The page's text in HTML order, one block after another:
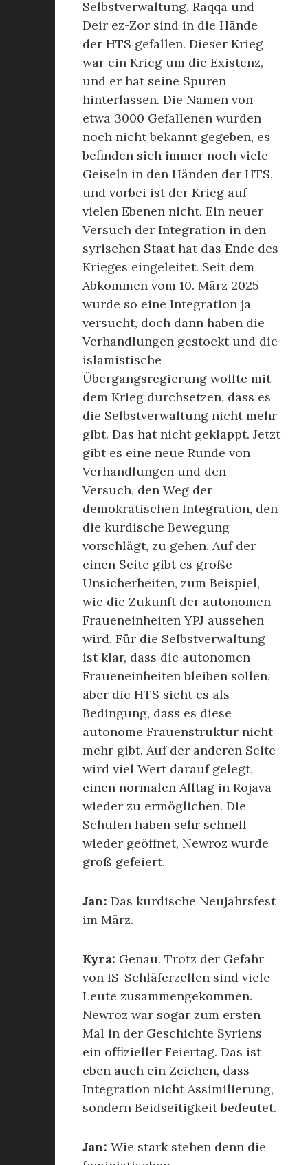
Selbstverwaltung. Raqqa und
Deir ez-Zor sind in die Hände
der HTS gefallen. Dieser Krieg
war ein Krieg um die Existenz,
und er hat seine Spuren
hinterlassen. Die Namen von
etwa 3000 Gefallenen wurden
noch nicht bekannt gegeben, es
befinden sich immer noch viele
Geiseln in den Händen der HTS,
und vorbei ist der Krieg auf
vielen Ebenen nicht. Ein neuer
Versuch der Integration in den
syrischen Staat hat das Ende des
Krieges eingeleitet. Seit dem
Abkommen vom 10. März 2025
wurde so eine Integration ja
versucht, doch dann haben die
Verhandlungen gestockt und die
islamistische
Übergangsregierung wollte mit
dem Krieg durchsetzen, dass es
die Selbstverwaltung nicht mehr
gibt. Das hat nicht geklappt. Jetzt
gibt es eine neue Runde von
Verhandlungen und den
Versuch, den Weg der
demokratischen Integration, den
die kurdische Bewegung
vorschlägt, zu gehen. Auf der
einen Seite gibt es große
Unsicherheiten, zum Beispiel,
wie die Zukunft der autonomen
Fraueneinheiten YPJ aussehen
wird. Für die Selbstverwaltung
ist klar, dass die autonomen
Fraueneinheiten bleiben sollen,
aber die HTS sieht es als
Bedingung, dass es diese
autonome Frauenstruktur nicht
mehr gibt. Auf der anderen Seite
wird viel Wert darauf gelegt,
einen normalen Alltag in Rojava
wieder zu ermöglichen. Die
Schulen haben sehr schnell
wieder geöffnet, Newroz wurde
groß gefeiert.
Jan: Das kurdische Neujahrsfest
im März.
Kyra: Genau. Trotz der Gefahr
von IS-Schläferzellen sind viele
Leute zusammengekommen.
Newroz war sogar zum ersten
Mal in der Geschichte Syriens
ein offizieller Feiertag. Das ist
eben auch ein Zeichen, dass
Integration nicht Assimilierung,
sondern Beidseitigkeit bedeutet.
Jan: Wie stark stehen denn die